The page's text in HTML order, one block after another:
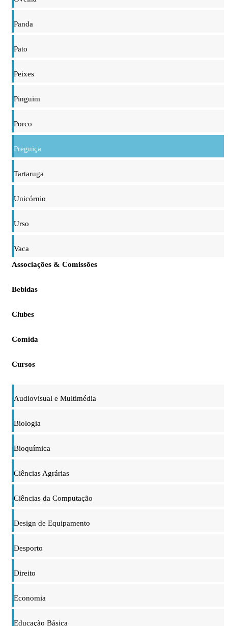
Panda
Pato
Peixes
Pinguim
Porco
Preguiça
Tartaruga
Unicórnio
Urso
Vaca
Associações & Comissões
Bebidas
Clubes
Comida
Cursos
Audiovisual e Multimédia
Biologia
Bioquímica
Ciências Agrárias
Ciências da Computação
Design de Equipamento
Desporto
Direito
Economia
Educação Básica